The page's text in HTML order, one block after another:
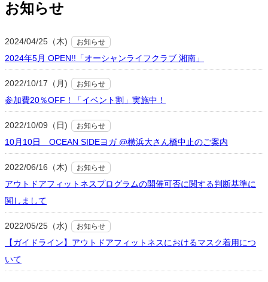
お知らせ
2024/04/25（木) お知らせ
2024年5月 OPEN!!「オーシャンライフクラブ 湘南」
2022/10/17（月) お知らせ
参加費20％OFF！「イベント割」実施中！
2022/10/09（日) お知らせ
10月10日 OCEAN SIDEヨガ @横浜大さん橋中止のご案内
2022/06/16（木) お知らせ
アウトドアフィットネスプログラムの開催可否に関する判断基準に
関しまして
2022/05/25（水) お知らせ
【ガイドライン】アウトドアフィットネスにおけるマスク着用につ
いて